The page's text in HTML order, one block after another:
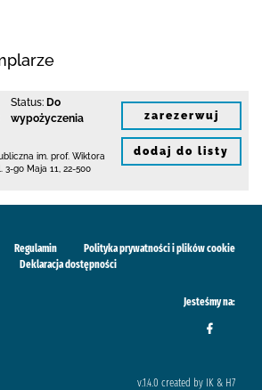
Status: Do
wypożyczenia
im. prof. Wiktora
3-go Maja 11
22-500
zarezerwuj
dodaj do listy
Regulamin
Polityka prywatności i plików cookie
Deklaracja dostępności
Jesteśmy na:
v.1.4.0 created by IK & H7